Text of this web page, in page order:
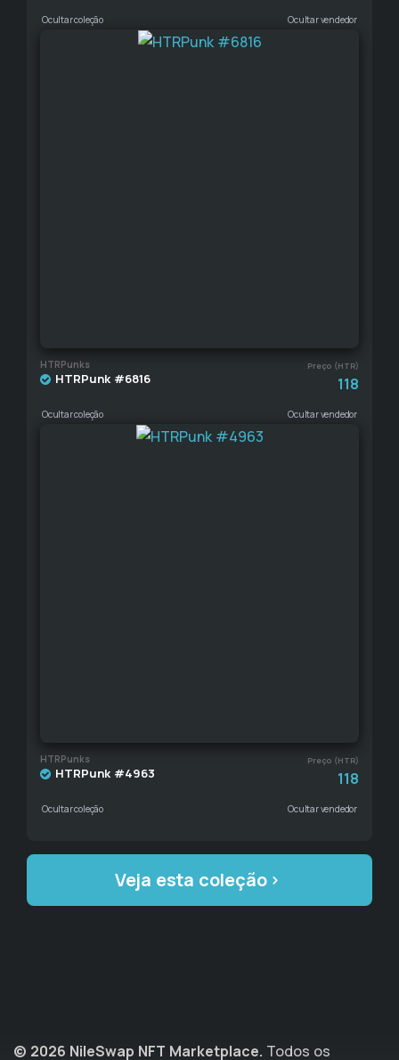
Ocultar coleção Ocultar vendedor
HTRPunks Preço (HTR)
HTRPunk #6816 118
Ocultar coleção Ocultar vendedor
HTRPunks Preço (HTR)
HTRPunk #4963 118
Ocultar coleção Ocultar vendedor
Veja esta coleção
© 2026 NileSwap NFT Marketplace. Todos os